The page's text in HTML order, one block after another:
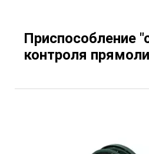
Приспособление
контроля